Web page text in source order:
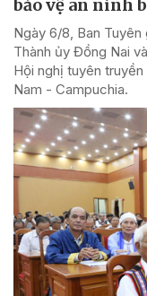
bảo vệ an ninh
Ngày 6/8, Ban
Thành ủy Đồng Nai
Hội nghị tuyên
Nam - Campuchia.